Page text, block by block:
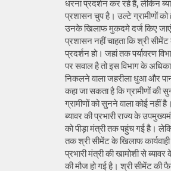
धरना प्रदर्शन कर रहे हैं, लेकिन
प्रशासन चुप है। उल्टे ग्रामीणों को
उनके खिलाफ मुकदमे दर्ज किए
प्रशासन नहीं चाहता कि श्री
प्रदर्शन हो। जहां तक पर्यावरण
पर सवाल है तो इस विभाग के
निकलने वाला जहरीला धुआ और
कहा जा सकता है कि ग्रामीणों की
ग्रामीणों को सुनने वाला कोई नहीं
ब्यावर की प्रभारी राज्य के
को पीड़ा मंत्री तक पहुंच गई है।
तक श्री सीमेंट के खिलाफ
प्रभारी मंत्री की खामोशी से
की मौज हो गई है। श्री सीमेंट की